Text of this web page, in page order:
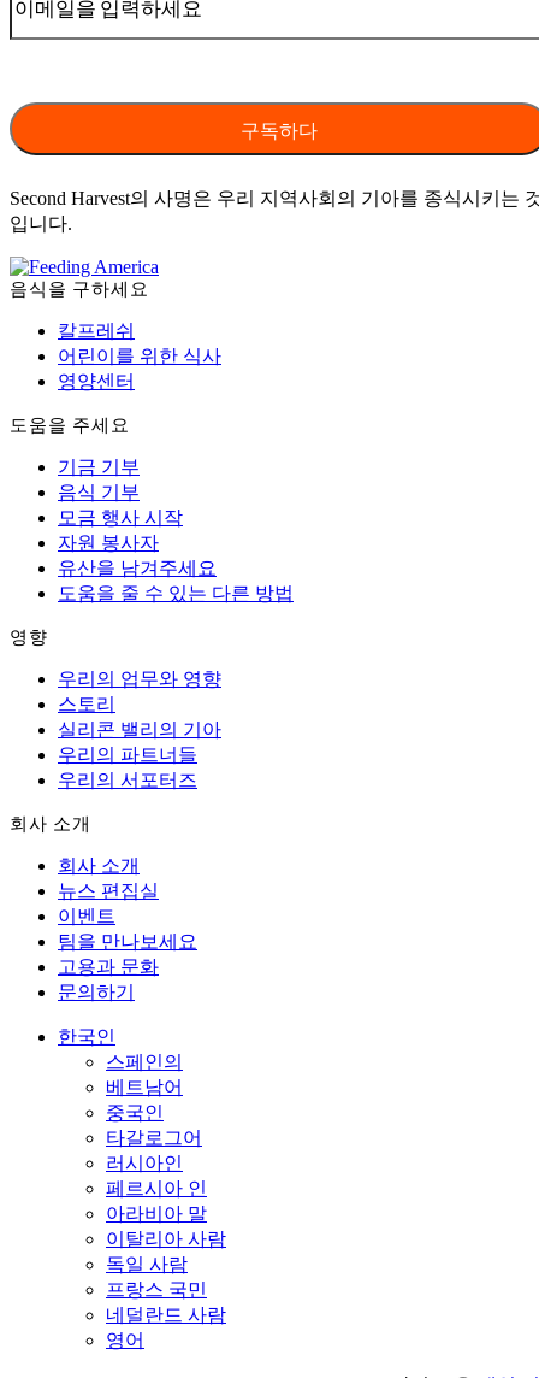
Second Harvest의 사명은 우리 지역사회의 기아를 종식시키는
입니다.
음식을 구하세요
칼프레쉬
어린이를 위한 식사
영양센터
도움을 주세요
기금 기부
음식 기부
모금 행사 시작
자원 봉사자
유산을 남겨주세요
도움을 줄 수 있는 다른 방법
영향
우리의 업무와 영향
스토리
실리콘 밸리의 기아
우리의 파트너들
우리의 서포터즈
회사 소개
회사 소개
뉴스 편집실
이벤트
팀을 만나보세요
고용과 문화
문의하기
한국인
스페인의
베트남어
중국인
타갈로그어
러시아인
페르시아 인
아라비아 말
이탈리아 사람
독일 사람
프랑스 국민
네덜란드 사람
영어